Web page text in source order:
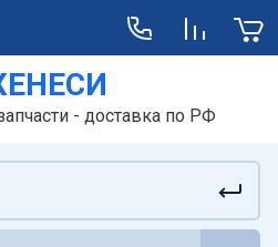
- доставка по РФ